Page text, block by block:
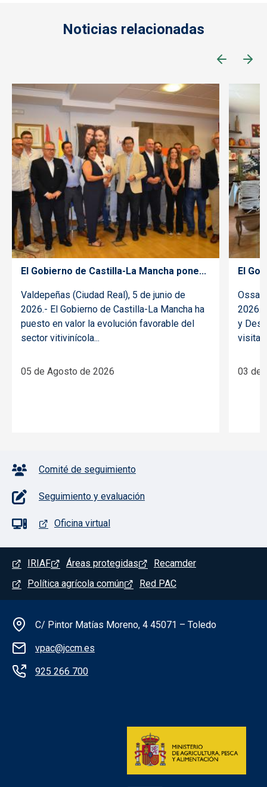
Noticias relacionadas
El Gobierno de Castilla-La Mancha pone...
Valdepeñas (Ciudad Real), 5 de junio de
2026.- El Gobierno de Castilla-La Mancha ha
puesto en valor la evolución favorable del
sector vitivinícola...
05 de Agosto de 2026
El
Ossa
2026.-
y
03 de
Pie de página con iconos
Comité de seguimiento
Seguimiento y evaluación
Oficina virtual
Menú del pie
IRIAF Áreas protegidas
Recamder
Política agrícola común
Red PAC
Información de la institución
C/ Pintor Matías Moreno, 4 45071 – Toledo
vpac@jccm.es
925 266 700